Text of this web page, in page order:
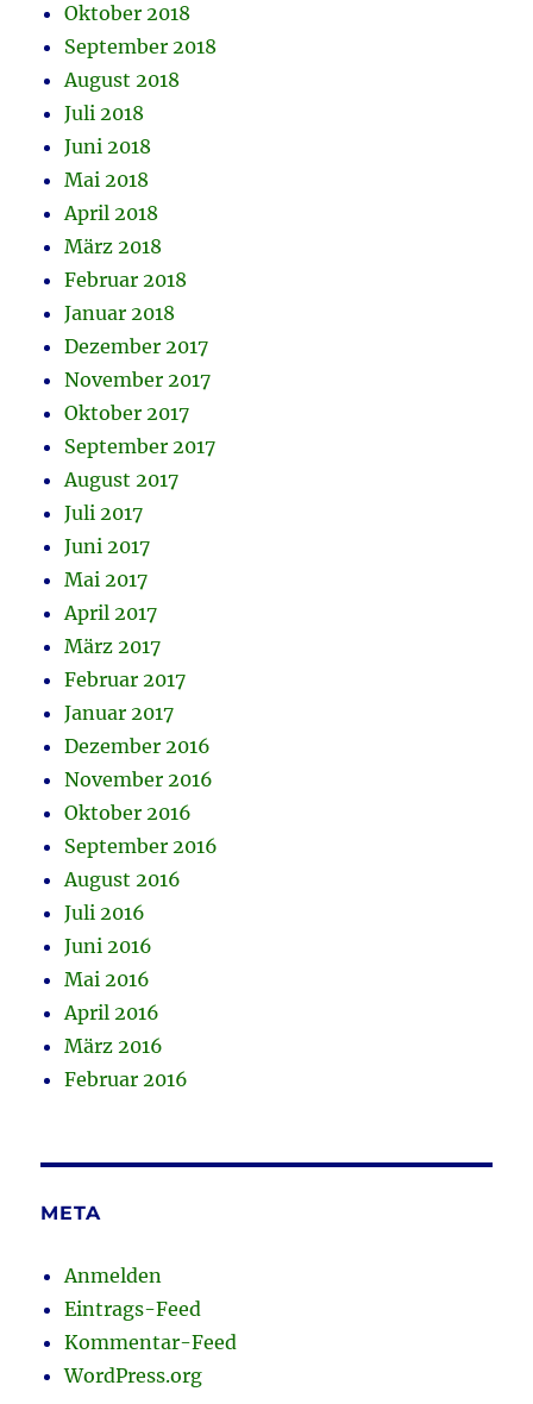
Oktober 2018
September 2018
August 2018
Juli 2018
Juni 2018
Mai 2018
April 2018
März 2018
Februar 2018
Januar 2018
Dezember 2017
November 2017
Oktober 2017
September 2017
August 2017
Juli 2017
Juni 2017
Mai 2017
April 2017
März 2017
Februar 2017
Januar 2017
Dezember 2016
November 2016
Oktober 2016
September 2016
August 2016
Juli 2016
Juni 2016
Mai 2016
April 2016
März 2016
Februar 2016
META
Anmelden
Eintrags-Feed
Kommentar-Feed
WordPress.org